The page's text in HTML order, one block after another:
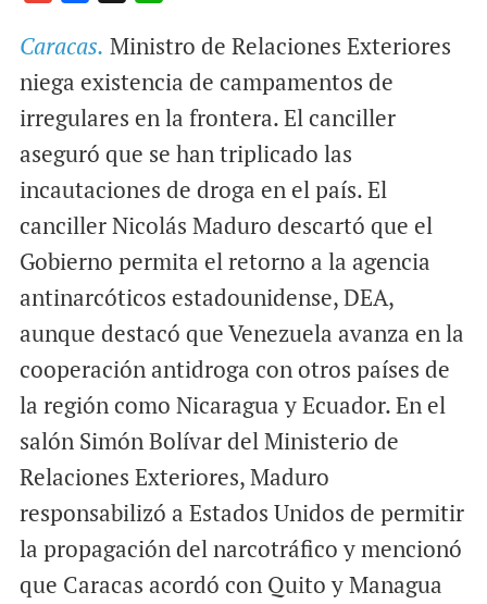
a
i
l
c
e
o
o
k
a
t
A
p
p
Caracas. Ministro de Relaciones Exteriores
niega existencia de campamentos de
irregulares en la frontera. El canciller
aseguró que se han triplicado las
incautaciones de droga en el país. El
canciller Nicolás Maduro descartó que el
Gobierno permita el retorno a la agencia
antinarcóticos estadounidense, DEA,
aunque destacó que Venezuela avanza en la
cooperación antidroga con otros países de
la región como Nicaragua y Ecuador. En el
salón Simón Bolívar del Ministerio de
Relaciones Exteriores, Maduro
responsabilizó a Estados Unidos de permitir
la propagación del narcotráfico y mencionó
que Caracas acordó con Quito y Managua